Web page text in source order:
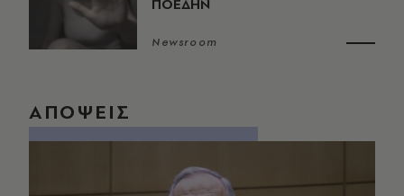
ΠΟΕΔΗΝ
Newsroom
ΑΠΟΨΕΙΣ